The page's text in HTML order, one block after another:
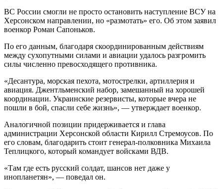
ВС России смогли не просто остановить наступление ВСУ на
Херсонском направлении, но «размотать» его. Об этом заявил
военкор Роман Сапоньков.
По его данным, благодаря скоординированным действиям
между сухопутными силами и авиации удалось разгромить
силы численно превосходящего противника.
«Десантура, морская пехота, мотострелки, артиллерия и
авиация. Джентльменский набор, замешанный на хорошей
координации. Украинские резервисты, которые вчера не
пошли в бой, спасли себе жизнь», — утверждает военкор.
Аналогичной позиции придерживается и глава
администрации Херсонской области Кирилл Стремоусов. По
его словам, благодарить стоит генерал-полковника Михаила
Теплицкого, который командует войсками ВДВ.
«Там где есть русский солдат, шансов нет даже у
инопланетян», — поведал он.